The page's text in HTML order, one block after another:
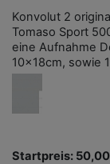
Konvolut 2
Tomaso Sport
eine Aufnahme
10x18cm, sowie
Startpreis: